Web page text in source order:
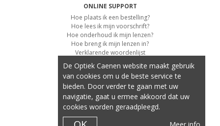
ONLINE SUPPORT
Hoe plaats ik een bestelling?
Hoe lees ik mijn voorschrift?
Hoe onderhoud ik mijn lenzen?
Hoe breng ik mijn lenzen in?
Verklarende woordenlijst
KLANTENSERVICE
Informatie over de levering
Informatie over de betaling
Retourvoorwaarden
ONZE PRODUCTEN
Contactlenzen
De Optiek Caenen website maakt gebruik
van cookies om u de beste service te
bieden. Door verder te gaan met uw
navigatie, gaat u ermee akkoord dat uw
cookies worden geraadpleegd.